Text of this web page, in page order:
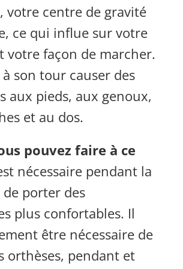
votre centre de gravité
ce qui influe sur votre
votre façon de marcher.
son tour causer des
aux pieds, aux genoux,
et au dos.
pouvez faire à ce
nécessaire pendant la
de porter des
plus confortables. Il
être nécessaire de
orthèses, pendant et